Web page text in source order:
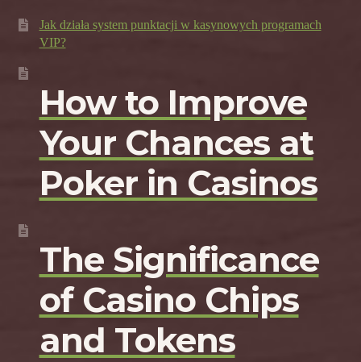
Jak działa system punktacji w kasynowych programach
VIP?
How to Improve
Your Chances at
Poker in Casinos
The Significance
of Casino Chips
and Tokens